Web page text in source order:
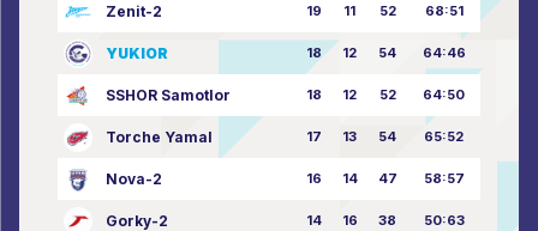
Zenit-2 19 11 52 68:51
YUKIOR 18 12 54 64:46
SSHOR Samotlor 18 12 52 64:50
Torche Yamal 17 13 54 65:52
Nova-2 16 14 47 58:57
Gorky-2 14 16 38 50:63